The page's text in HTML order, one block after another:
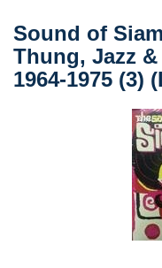
Sound of
Thung, Jazz
1964-1975 (3)